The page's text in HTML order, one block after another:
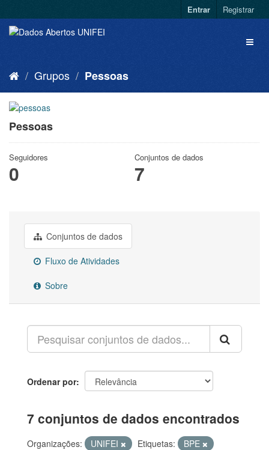
Entrar Registrar
Grupos Pessoas
Pessoas
Seguidores
0
Conjuntos de dados
7
Conjuntos de dados
Fluxo de Atividades
Sobre
Ordenar por
7 conjuntos de dados encontrados
Organizações: UNIFEI Etiquetas:
BPE